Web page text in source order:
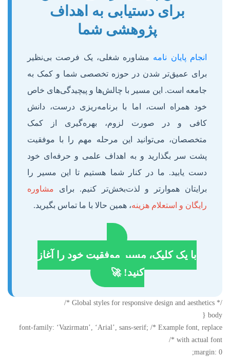
برای دستیابی به اهداف
پژوهشی شما
انجام پایان نامه مشاوره شغلی، یک فرصت بی‌نظیر
برای عمیق‌تر شدن در حوزه تخصصی شما و کمک به
جامعه است. این مسیر با چالش‌ها و پیچیدگی‌های خاص
خود همراه است، اما با برنامه‌ریزی درست، دانش
کافی و در صورت لزوم، بهره‌گیری از کمک
متخصصان، می‌توانید این مرحله مهم را با موفقیت
پشت سر بگذارید و به اهداف علمی و حرفه‌ای خود
دست یابید. ما در کنار شما هستیم تا این مسیر را
برایتان هموارتر و لذت‌بخش‌تر کنیم. برای مشاوره
رایگان و استعلام هزینه، همین حالا با ما تماس بگیرید.
با یک کلیک، مسیر موفقیت خود را آغاز
کنید! 🚀
/* Global styles for responsive design and aesthetics */
body {
font-family: ‘Vazirmatn’, ‘Arial’, sans-serif; /* Example font, replace
with actual font */
margin: 0;